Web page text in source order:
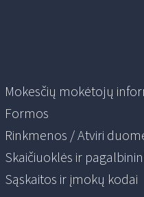
Mokesčių mokėtojų
Formos
Rinkmenos / Atviri
Skaičiuoklės ir
Sąskaitos ir įmokų kodai